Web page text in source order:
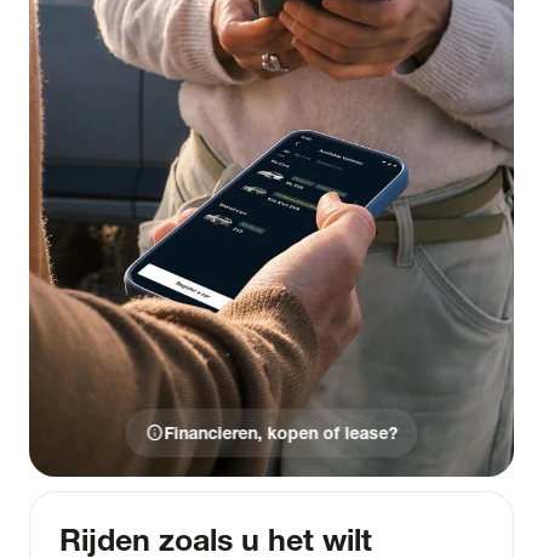
infoFinancieren, kopen of lease?
Rijden zoals u het wilt